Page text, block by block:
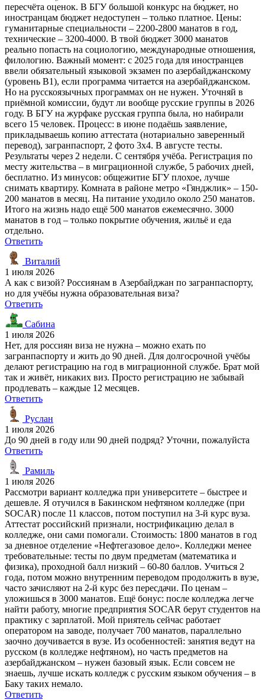
пересчёта оценок. В БГУ большой конкурс на бюджет, но
иностранцам бюджет недоступен – только платное. Цены:
гуманитарные специальности – 2200-2800 манатов в год,
технические – 3200-4000. В твой бюджет 3000 манатов
реально попасть на социологию, международные отношения,
филологию. Важный момент: с 2025 года для иностранцев
ввели обязательный языковой экзамен по азербайджанскому
(уровень B1), если программа читается на азербайджанском.
Но на русскоязычных программах он не нужен. Уточняй в
приёмной комиссии, будут ли вообще русские группы в 2026
году. В БГУ на журфаке русская группа была, но набирали
всего 15 человек. Процесс: в июне подаёшь заявление,
прикладываешь копию аттестата (нотариально заверенный
перевод), загранпаспорт, 2 фото 3x4. В августе тесты.
Результаты через 2 недели. С сентября учёба. Регистрация по
месту жительства – в миграционной службе, 5 рабочих дней,
бесплатно. Из минусов: общежитие БГУ плохое, лучше
снимать квартиру. Комната в районе метро «Гянджлик» – 150-
200 манатов в месяц. На питание уходило около 250 манатов.
Итого на жизнь надо ещё 500 манатов ежемесячно. 3000
манатов в год – только покрытие обучения, жильё и еда
отдельно.
Ответить
Виталий
1 июля 2026
А как с визой? Россиянам в Азербайджан по загранпаспорту,
но для учёбы нужна образовательная виза?
Ответить
Сабина
1 июля 2026
Нет, для россиян виза не нужна – можно ехать по
загранпаспорту и жить до 90 дней. Для долгосрочной учёбы
делают регистрацию на год в миграционной службе. Брат мой
так и живёт, никаких виз. Просто регистрацию не забывай
продлевать – каждые 12 месяцев.
Ответить
Руслан
1 июля 2026
До 90 дней в году или 90 дней подряд? Уточни, пожалуйста
Ответить
Рамиль
1 июля 2026
Рассмотри вариант колледжа при университете – быстрее и
дешевле. Я отучился в Бакинском нефтяном колледже (при
SOCAR) после 11 классов, потом поступил на 3-й курс вуза.
Аттестат российский признали, нострификацию делал в
колледже, они сами помогали. Стоимость: 1800 манатов в год
за дневное отделение «Нефтегазовое дело». Колледжи менее
требовательные: тесты по двум предметам (математика и
физика), проходной балл низкий – 60-80 баллов. Учиться 2
года, потом можно внутренним переводом продолжить в вузе,
часто зачисляют на 2-й курс без пересдачи. По ценам –
уложишься в 3000 манатов. Ещё бонус: после колледжа легче
найти работу, многие предприятия SOCAR берут студентов на
практику с зарплатой. Мой приятель сейчас работает
оператором на заводе, получает 700 манатов, параллельно
заочно доучивается в вузе. Из особенностей: занятия ведут на
русском (в колледже нефтяном), но часть предметов на
азербайджанском – нужен базовый язык. Если совсем не
знаешь, лучше искать колледж с русским языком обучения – в
Баку таких немало.
Ответить